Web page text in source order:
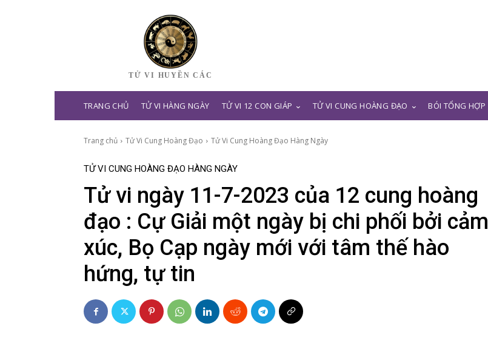
TỬ VI HUYỀN CÁC
TRANG CHỦ TỬ VI HÀNG NGÀY TỬ VI 12 CON GIÁP TỬ VI CUNG HOÀNG ĐẠO BÓI TỔNG HỢP
Trang chủ Tử Vi Cung Hoàng Đạo Tử Vi Cung Hoàng Đạo Hàng Ngày
TỬ VI CUNG HOÀNG ĐẠO HÀNG NGÀY
Tử vi ngày 11-7-2023 của 12 cung hoàng
đạo : Cự Giải một ngày bị chi phối bởi cảm
xúc, Bọ Cạp ngày mới với tâm thế hào
hứng, tự tin